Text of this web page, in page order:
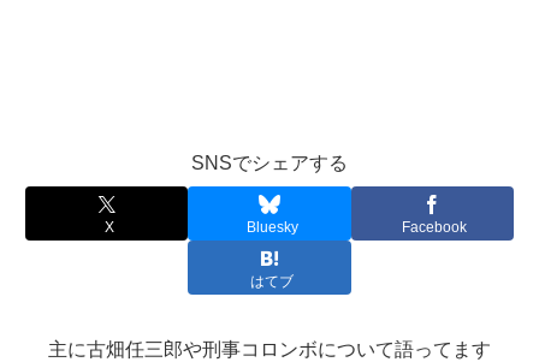
SNSでシェアする
X Bluesky Facebook
はてブ
主に古畑任三郎や刑事コロンボについて語ってます